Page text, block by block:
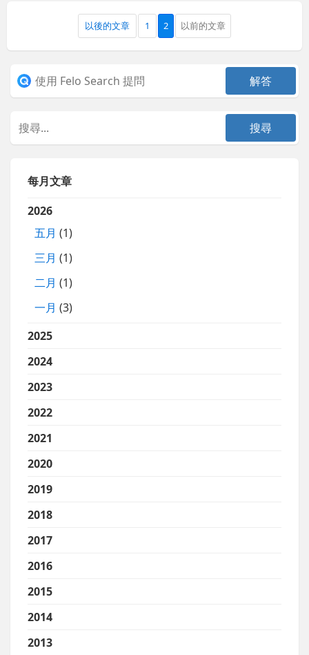
以後的文章 1 2 以前的文章
每月文章
2026
五月 (1)
三月 (1)
二月 (1)
一月 (3)
2025
2024
2023
2022
2021
2020
2019
2018
2017
2016
2015
2014
2013